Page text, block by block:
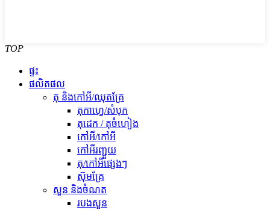
TOP
ផ្ទះ
ផលិតផល
តុ និងកៅអី/ឈុតគ្រែ
តុកាហ្វេ/សំបុក
តុដេក / តុចំហៀង
កៅអី/កៅអី
កៅអីរញ្ជួយ
តុ/កៅអីផ្សេងៗ
ស៊ុមគ្រែ
សួន និងចំណត
របងសួន